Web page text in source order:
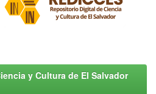
y Cultura de El Salvador